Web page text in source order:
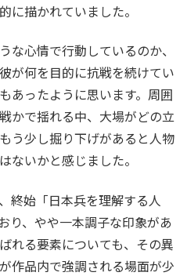
に描かれていました。
心情で行動しているのか、
が何を目的に抗戦を続けてい
あったように思います。周囲
かで揺れる中、大場がどの立
う少し掘り下げがあると人物
ないかと感じました。
終始「日本兵を理解する人
り、やや一本調子な印象があ
れる要素についても、その異
作品内で強調される場面が少